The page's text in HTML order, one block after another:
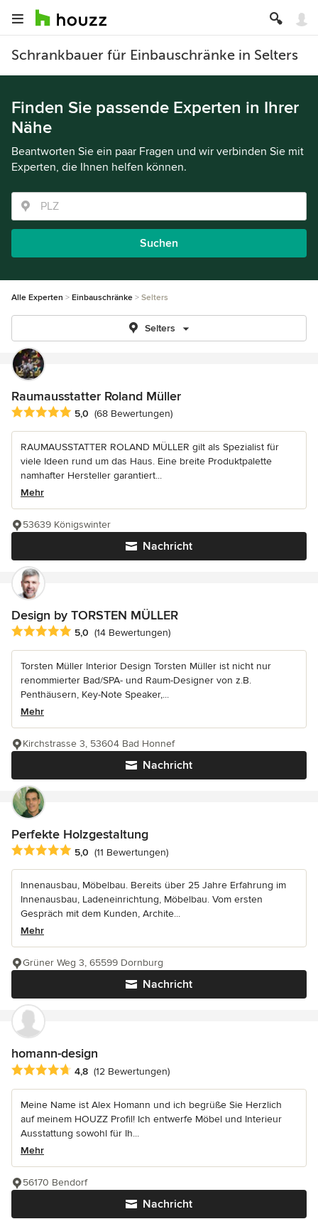
Schrankbauer für Einbauschränke in Selters
Finden Sie passende Experten in Ihrer
Nähe
Beantworten Sie ein paar Fragen und wir verbinden Sie mit
Experten, die Ihnen helfen können.
Suchen
Alle Experten Einbauschränke Selters
Selters
Raumausstatter Roland Müller
Durchschnittliche Bewertung: 5 von 5 Sternen
5,0 (68 Bewertungen)
RAUMAUSSTATTER ROLAND MÜLLER gilt als Spezialist für
viele Ideen rund um das Haus. Eine breite Produktpalette
namhafter Hersteller garantiert...
Mehr
Nachricht
53639 Königswinter
Design by TORSTEN MÜLLER
Durchschnittliche Bewertung: 5 von 5 Sternen
5,0 (14 Bewertungen)
Torsten Müller Interior Design Torsten Müller ist nicht nur
renommierter Bad/SPA- und Raum-Designer von z.B.
Penthäusern, Key-Note Speaker,...
Mehr
Nachricht
Kirchstrasse 3, 53604 Bad Honnef
Perfekte Holzgestaltung
Durchschnittliche Bewertung: 5 von 5 Sternen
5,0 (11 Bewertungen)
Innenausbau, Möbelbau. Bereits über 25 Jahre Erfahrung im
Innenausbau, Ladeneinrichtung, Möbelbau. Vom ersten
Gespräch mit dem Kunden, Archite...
Mehr
Nachricht
Grüner Weg 3, 65599 Dornburg
homann-design
Durchschnittliche Bewertung: 4.8 von 5 Sternen
4,8 (12 Bewertungen)
Meine Name ist Alex Homann und ich begrüße Sie Herzlich
auf meinem HOUZZ Profil! Ich entwerfe Möbel und Interieur
Ausstattung sowohl für Ih...
Mehr
Nachricht
56170 Bendorf